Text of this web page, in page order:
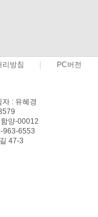
리방침 PC버전
: 유혜경
양-00012
963-6553
47-3